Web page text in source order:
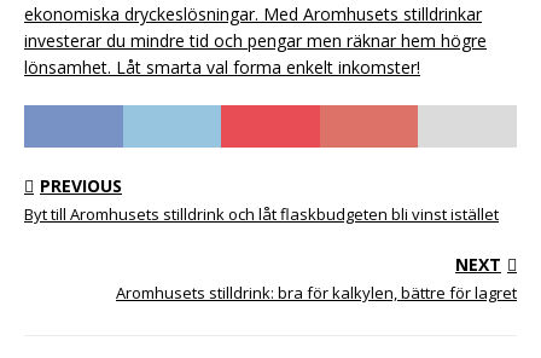
ekonomiska dryckeslösningar. Med Aromhusets stilldrinkar
investerar du mindre tid och pengar men räknar hem högre
lönsamhet. Låt smarta val forma enkelt inkomster!
PREVIOUS
Byt till Aromhusets stilldrink och låt flaskbudgeten bli vinst istället
NEXT
Aromhusets stilldrink: bra för kalkylen, bättre för lagret